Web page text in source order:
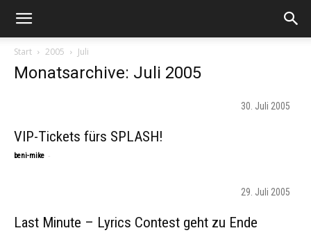
Start 2005 Juli
Monatsarchive: Juli 2005
30. Juli 2005
VIP-Tickets fürs SPLASH!
beni-mike -
29. Juli 2005
Last Minute – Lyrics Contest geht zu Ende